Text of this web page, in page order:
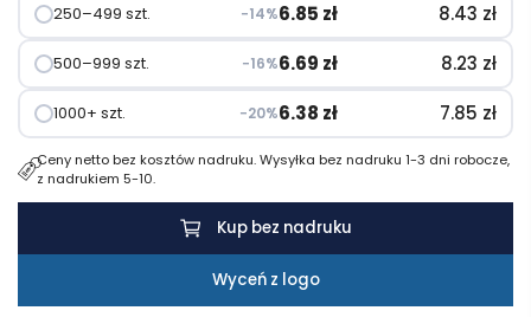
250–499 szt. −14%6.85 zł 8.43 zł
500–999 szt. −16%6.69 zł 8.23 zł
1000+ szt. −20%6.38 zł 7.85 zł
Ceny netto bez kosztów nadruku. Wysyłka bez nadruku 1-3 dni robocze,
z nadrukiem 5-10.
Kup bez nadruku
Wyceń z logo